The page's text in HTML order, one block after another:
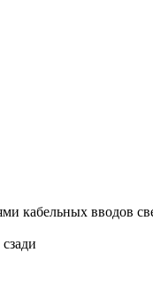
кабельных вводов